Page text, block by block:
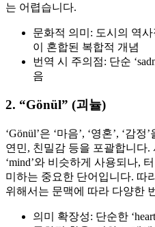
는 어렵습니다.
문화적 의미: 도시의 역
이 혼합된 복합적 개념
번역 시 주의점: 단순
음
2. “Gönül” (괴뉼)
‘Gönül’은 ‘마음’, ‘영혼’, ‘감
연민, 친밀감 등을 포괄합니다.
‘mind’와 비슷하게 사용되나,
미하는 중요한 단어입니다. 따
위해서는 문맥에 따라 다양한
의미 확장성: 단순한